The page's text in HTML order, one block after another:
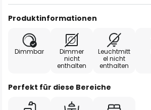
Produktinformationen
Dimmbar
Dimmer
nicht
enthalten
Leuchtmitt
el nicht
enthalten
Perfekt für diese Bereiche